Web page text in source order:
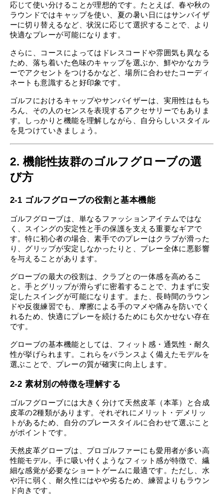
応じて使い分けることが理想的です。たとえば、春や秋の
ラウンドではキャップを使い、夏の暑い日にはサンバイザ
ーに切り替えるなど、状況に応じて選択することで、より
快適なプレーが可能になります。
さらに、コースによってはドレスコードや雰囲気も異なる
ため、落ち着いた色味のキャップを選ぶか、鮮やかなカラ
ーでアクセントをつけるかなど、場所に合わせたコーディ
ネートも意識すると好印象です。
ゴルフにおけるキャップやサンバイザーは、実用性はもち
ろん、その人のセンスを表現するアクセサリーでもありま
す。しっかりと機能を理解しながら、自分らしいスタイル
を見つけていきましょう。
2. 機能性抜群のゴルフグローブの選
び方
2-1 ゴルフグローブの役割と基本機能
ゴルフグローブは、単なるファッションアイテムではな
く、スイングの安定性と手の保護を支える重要なギアで
す。特に初心者の場合、素手でのプレーはクラブが滑った
り、グリップが安定しなかったりと、プレー全体に悪影響
を与えることがあります。
グローブの最大の役割は、クラブとの一体感を高めるこ
と。手とグリップが滑らずに密着することで、力まずに安
定したスイングが可能になります。また、長時間のラウン
ドや反復練習でも、摩擦による手のマメや痛みを防いでく
れるため、快適にプレーを続けるためにも欠かせない存在
です。
グローブの基本機能としては、フィット感・通気性・耐久
性が挙げられます。これらをバランスよく備えたモデルを
選ぶことで、プレーの質が確実に向上します。
2-2 素材別の特徴を理解する
ゴルフグローブには大きく分けて天然皮革（本革）と合成
皮革の2種類があります。それぞれにメリット・デメリッ
トがあるため、自分のプレースタイルに合わせて選ぶこと
がポイントです。
天然皮革グローブは、プロゴルファーにも愛用者が多い高
性能モデル。手に吸い付くようなフィット感が特徴で、繊
細な感覚が必要なショートゲームに最適です。ただし、水
や汗に弱く、耐久性にはやや劣るため、練習よりもラウン
ド向きです。